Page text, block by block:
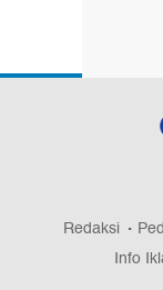
Redaksi
Info